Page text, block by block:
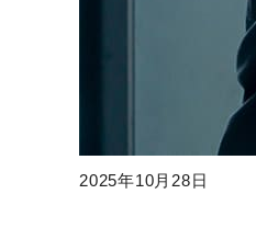
2025年10月28日